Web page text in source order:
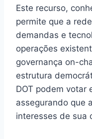
Este recurso,
permite que a
demandas e
operações
governança on-
estrutura
DOT podem votar
assegurando que
interesses de sua